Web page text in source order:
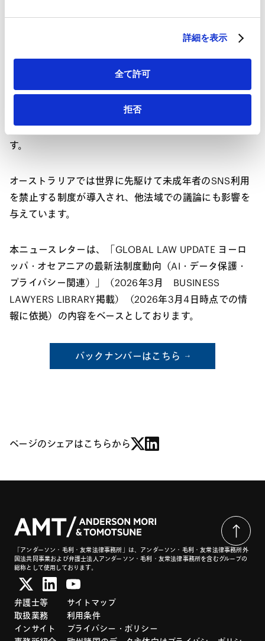
HubSpot プライバシーポリシー（外部サイト）
詳細を表示
全て許可
拒否
と関係の深いxAI社のGrokに対して、強い姿勢を見せて
います。また、欧州では、ディープフェイクに対して厳し
い規制が行われる一方で、AI技術の進化に対応すべく、
AIエージェントの規律の在り方の検討が進められていま
す。同時に、延期の可能性があるものの、EUとEU加盟国
では、EU AI法の全面施行に向けた準備が進められていま
す。
オーストラリアでは世界に先駆けて未成年者のSNS利用
を禁止する制度が導入され、他法域での議論にも影響を
与えています。
本ニュースレターは、「GLOBAL LAW UPDATE ヨーロ
ッパ・オセアニアの最新法制度動向（AI・データ保護・
プライバシー関連）」（2026年3月 BUSINESS
LAWYERS LIBRARY掲載）（2026年3月4日時点での情
報に依拠）の内容をベースとしております。
バックナンバーはこちら
ページのシェアはこちらから
「アンダーソン・毛利・友常法律事務所」は、アンダーソン・毛利・友常法律事務所外
国法共同事業および弁護士法人アンダーソン・毛利・友常法律事務所を含むグループの
総称として使用しております。
弁護士等
取扱業務
インサイト
サイトマップ
利用条件
プライバシー・ポリシー